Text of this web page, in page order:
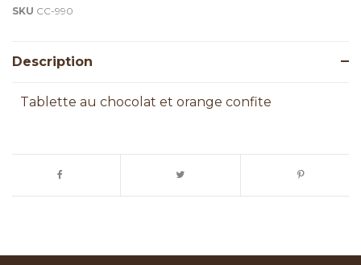
SKU CC-990
Description
Tablette au chocolat et orange confite